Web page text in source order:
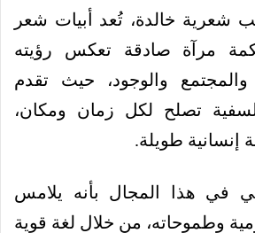
شعرية خالدة، تُعد أبيات شعر
مرآة صادقة تعكس رؤيته
والمجتمع والوجود، حيث تقدم
تصلح لكل زمان ومكان،
إنسانية طويلة.
في هذا المجال بأنه يلامس
وطموحاته، من خلال لغة قوية